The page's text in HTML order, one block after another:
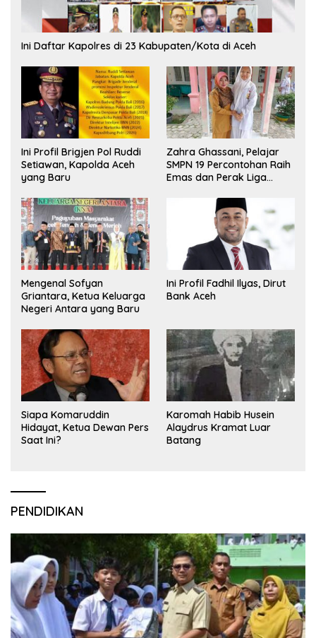
Ini Daftar Kapolres di 23 Kabupaten/Kota di Aceh
Ini Profil Brigjen Pol Ruddi
Setiawan, Kapolda Aceh
yang Baru
Zahra Ghassani, Pelajar
SMPN 19 Percontohan Raih
Emas dan Perak Liga
Mengenal Sofyan
Griantara, Ketua Keluarga
Negeri Antara yang Baru
Ini Profil Fadhil Ilyas, Dirut
Bank Aceh
Siapa Komaruddin
Hidayat, Ketua Dewan Pers
Saat Ini?
Karomah Habib Husein
Alaydrus Kramat Luar
Batang
PENDIDIKAN